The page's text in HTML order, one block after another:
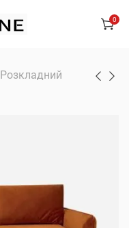
0
Розкладний